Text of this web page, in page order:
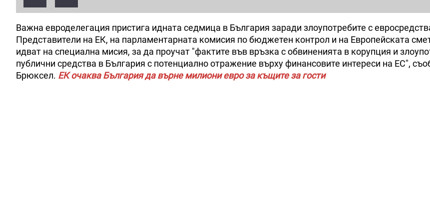
Важна евроделегация пристига идната седмица в България заради злоупотребите с
Представители на ЕК, на парламентарната комисия по бюджетен контрол и на Европейската
идват на специална мисия, за да проучат "фактите във връзка с обвиненията в корупция и
публични средства в България с потенциално отражение върху финансовите интереси на ЕС",
Брюксел. ЕК очаква България да върне милиони евро за къщите за гости